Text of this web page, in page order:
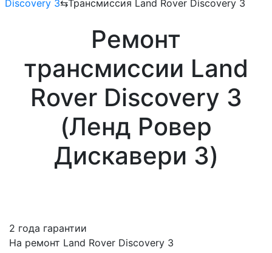
Discovery 3⇆Трансмиссия Land Rover Discovery 3
Ремонт
трансмиссии Land
Rover Discovery 3
(Ленд Ровер
Дискавери 3)
2 года гарантии
На ремонт Land Rover Discovery 3